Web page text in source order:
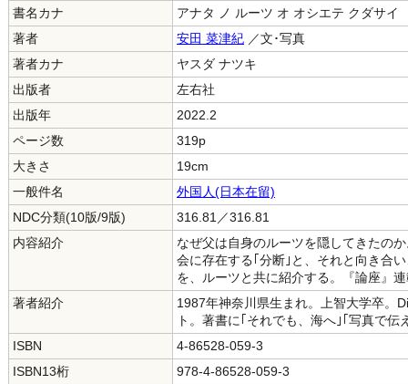
書名カナ
アナタ ノ ルーツ オ オシエテ クダサイ
著者
安田 菜津紀 ／文･写真
著者カナ
ヤスダ ナツキ
出版者
左右社
出版年
2022.2
ページ数
319p
大きさ
19cm
一般件名
外国人(日本在留)
NDC分類(10版/9版)
316.81／316.81
内容紹介
なぜ父は自身のルーツを隠してきたの
会に存在する｢分断｣と、それと向き合
を、ルーツと共に紹介する。『論座』
著者紹介
1987年神奈川県生まれ。上智大学卒。
ト。著書に｢それでも、海へ｣｢写真で伝
ISBN
4-86528-059-3
ISBN13桁
978-4-86528-059-3